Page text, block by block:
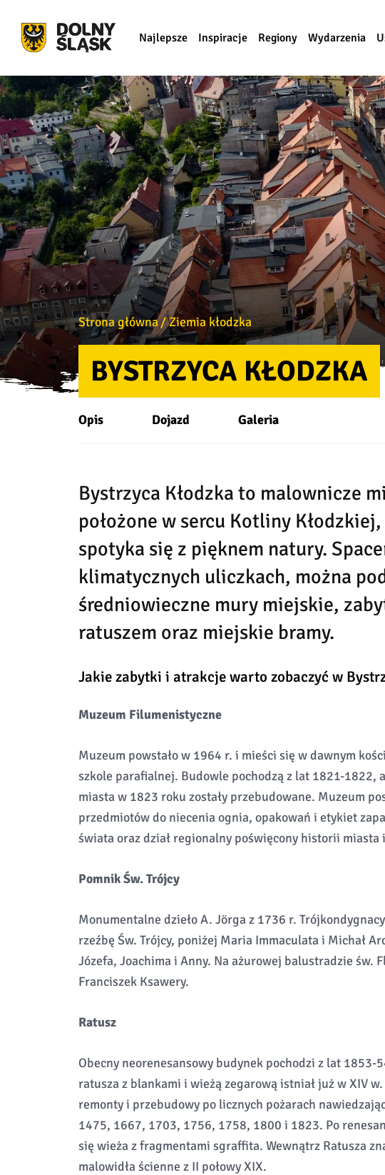
Najlepsze Inspiracje Regiony Wydarzenia
Strona główna Ziemia kłodzka
BYSTRZYCA KŁODZKA
Opis Dojazd Galeria
Bystrzyca Kłodzka to malownicze
położone w sercu Kotliny
spotyka się z pięknem natury.
klimatycznych uliczkach, można
średniowieczne mury miejskie,
ratuszem oraz miejskie bramy.
Jakie zabytki i atrakcje warto zobaczyć w
Muzeum Filumenistyczne
Muzeum powstało w 1964 r. i mieści się w dawnym
szkole parafialnej. Budowle pochodzą z lat 1821-1822,
miasta w 1823 roku zostały przebudowane. Muzeum
przedmiotów do niecenia ognia, opakowań i etykiet
świata oraz dział regionalny poświęcony historii miasta
Pomnik Św. Trójcy
Monumentalne dzieło A. Jörga z 1736 r.
rzeźbę Św. Trójcy, poniżej Maria Immaculata i Michał
Józefa, Joachima i Anny. Na ażurowej balustradzie św.
Franciszek Ksawery.
Ratusz
Obecny neorenesansowy budynek pochodzi z lat 1853-
ratusza z blankami i wieżą zegarową istniał już w XIV
remonty i przebudowy po licznych pożarach
1475, 1667, 1703, 1756, 1758, 1800 i 1823. Po
się wieża z fragmentami sgraffita. Wewnątrz Ratusza
malowidła ścienne z II połowy XIX.